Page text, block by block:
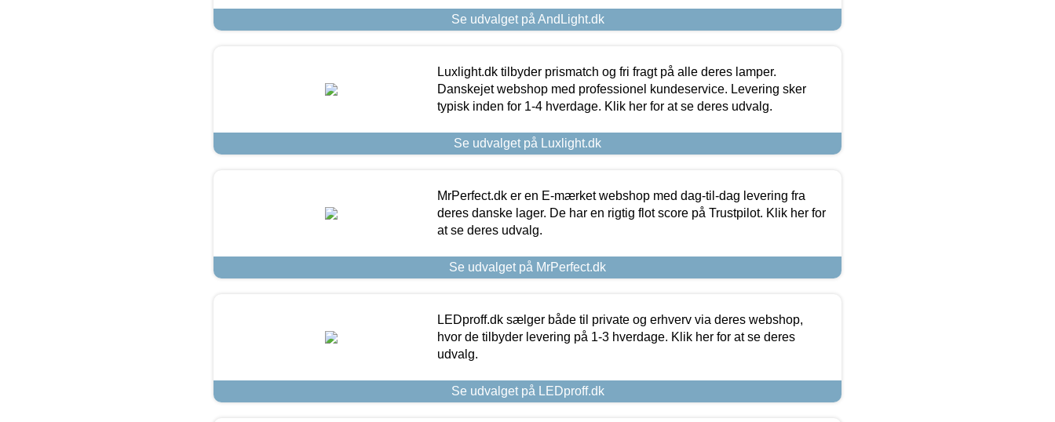
Se udvalget på AndLight.dk
Luxlight.dk tilbyder prismatch og fri fragt på alle deres lamper.
Danskejet webshop med professionel kundeservice. Levering sker
typisk inden for 1-4 hverdage. Klik her for at se deres udvalg.
Se udvalget på Luxlight.dk
MrPerfect.dk er en E-mærket webshop med dag-til-dag levering fra
deres danske lager. De har en rigtig flot score på Trustpilot. Klik her for
at se deres udvalg.
Se udvalget på MrPerfect.dk
LEDproff.dk sælger både til private og erhverv via deres webshop,
hvor de tilbyder levering på 1-3 hverdage. Klik her for at se deres
udvalg.
Se udvalget på LEDproff.dk